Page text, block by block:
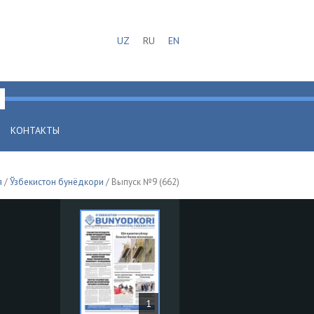
UZ RU EN
КОНТАКТЫ
/Ўзбекистон бунёдкори / Выпуск №9 (662)
1